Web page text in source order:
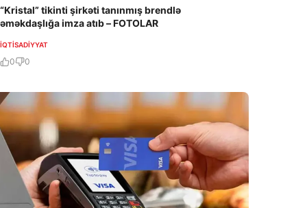
“Kristal” tikinti şirkəti tanınmış brendlə
əməkdaşlığa imza atıb – FOTOLAR
İQTISADIYYAT
0 0